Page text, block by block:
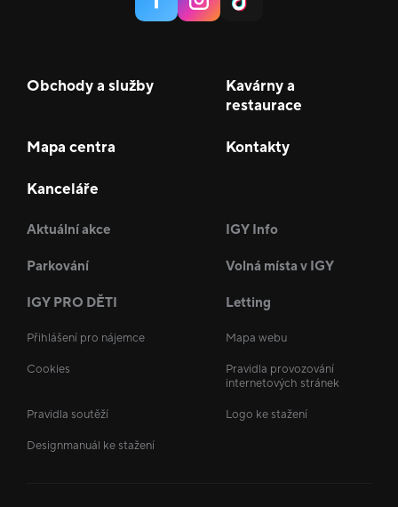
Obchody a služby
Kavárny a
restaurace
Mapa centra Kontakty
Kanceláře
Aktuální akce IGY Info
Parkování Volná místa v IGY
IGY PRO DĚTI Letting
Přihlášení pro nájemce Mapa webu
Cookies
Pravidla provozování
internetových stránek
Pravidla soutěží Logo ke stažení
Designmanuál ke stažení